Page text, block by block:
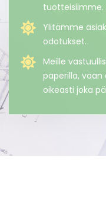
tuotteisiimme.
Ylitämme
odotukset.
Meille
paperilla,
oikeasti joka